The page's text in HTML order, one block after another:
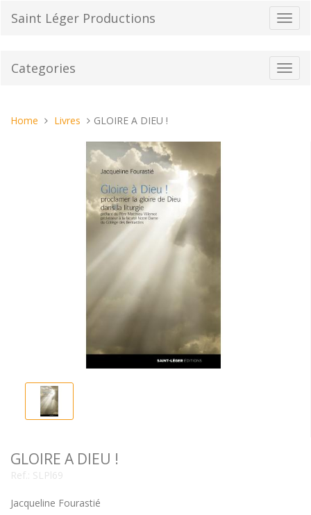
Saint Léger Productions
Categories
You
Home Livres GLOIRE A DIEU !
GLOIRE A DIEU !
Ref.: SLPl69
Jacqueline Fourastié